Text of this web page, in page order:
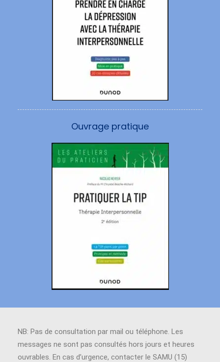
Ouvrage pratique
NB: Pas de consultation par mail ou téléphone. Les
messages ne sont pas consultés hors jours et heures
ouvrables. En cas d’urgence, contacter le SAMU (15)